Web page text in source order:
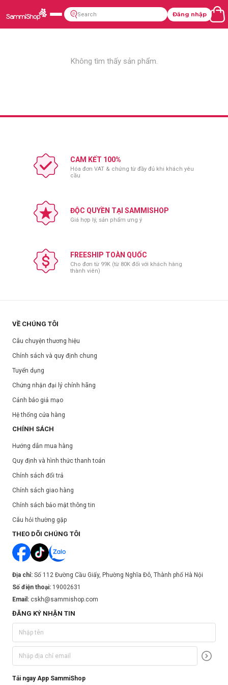
Đăng nhập
Không tìm thấy sản phẩm.
CAM KẾT 100%
Hóa đơn VAT & chứng từ đầy đủ khi khách yêu
cầu
ĐỘC QUYỀN TẠI SAMMISHOP
Giá hợp lý, sản phẩm ưng ý
FREESHIP TOÀN QUỐC
Cho đơn từ 99K (từ 80K đối với khách hàng
thành viên)
VỀ CHÚNG TÔI
Câu chuyện thương hiệu
Chính sách và quy định chung
Tuyển dụng
Chứng nhận đại lý chính hãng
Cảnh báo giả mạo
Hệ thống cửa hàng
CHÍNH SÁCH
Hướng dẫn mua hàng
Quy định và hình thức thanh toán
Chính sách đổi trả
Chính sách giao hàng
Chính sách bảo mật thông tin
Câu hỏi thường gặp
THEO DÕI CHÚNG TÔI
Địa chỉ: Số 112 Đường Cầu Giấy, Phường Nghĩa Đô, Thành phố Hà Nội
Số điện thoại: 19002631
Email: cskh@sammishop.com
ĐĂNG KÝ NHẬN TIN
Tải ngay App SammiShop